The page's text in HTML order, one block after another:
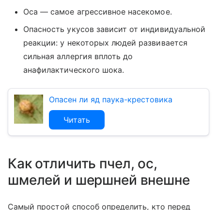
Оса — самое агрессивное насекомое.
Опасность укусов зависит от индивидуальной
реакции: у некоторых людей развивается
сильная аллергия вплоть до
анафилактического шока.
Опасен ли яд паука-крестовика
Читать
Как отличить пчел, ос,
шмелей и шершней внешне
Самый простой способ определить, кто перед